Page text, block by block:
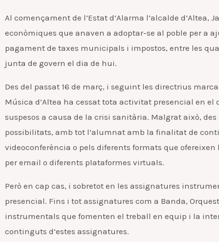
Al començament de l’Estat d’Alarma l’alcalde
econòmiques que anaven a adoptar-se al poble per a
pagament de taxes municipals i impostos, entre les
junta de govern el dia de hui.
Des del passat 16 de març, i seguint les directrius
Música d’Altea ha cessat tota activitat presencial en el
suspesos a causa de la crisi sanitària. Malgrat això,
possibilitats, amb tot l’alumnat amb la finalitat de
videoconferència o pels diferents formats que
per email o diferents plataformes virtuals.
Però en cap cas, i sobretot en les assignatures
presencial. Fins i tot assignatures com a Banda,
instrumentals que fomenten el treball en equip i la
continguts d’estes assignatures.